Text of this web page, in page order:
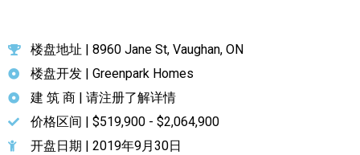
加拿大社会保险系统
定居安大略省
安大略省免费医疗保险
楼盘地址 | 8960 Jane St, Vaughan, ON
楼盘开发 | Greenpark Homes
建 筑 商 | 请注册了解详情
价格区间 | $519,900 - $2,064,900
开盘日期 | 2019年9月30日